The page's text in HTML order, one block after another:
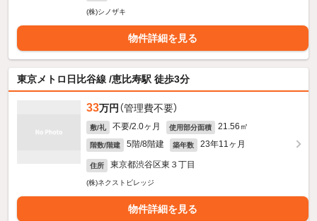
(株)シノザキ
物件詳細を見る
東京メトロ日比谷線 /恵比寿駅 徒歩3分
33万円 （管理費不要）
敷/礼 不要/2.0ヶ月 使用部分面積 21.56㎡
階数/階建 5階/8階建 築年数 23年11ヶ月
住所 東京都渋谷区東３丁目
(株)ネクストビレッジ
物件詳細を見る